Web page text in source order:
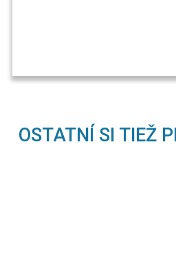
OSTATNÍ SI TIEŽ